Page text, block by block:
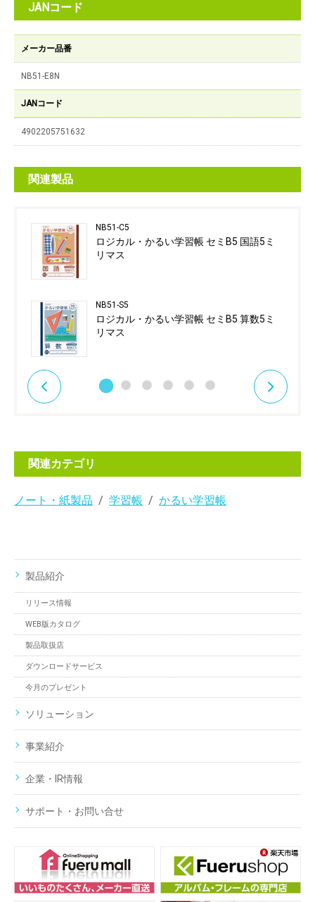
JANコード
メーカー品番
NB51-E8N
JANコード
4902205751632
関連製品
NB51-C5
ロジカル・かるい学習帳 セミB5 国語5ミ
リマス
NB51-S5
ロジカル・かるい学習帳 セミB5 算数5ミ
リマス
関連カテゴリ
ノート・紙製品 学習帳 かるい学習帳
製品紹介
リリース情報
WEB版カタログ
製品取扱店
ダウンロードサービス
今月のプレゼント
ソリューション
事業紹介
企業・IR情報
サポート・お問い合せ